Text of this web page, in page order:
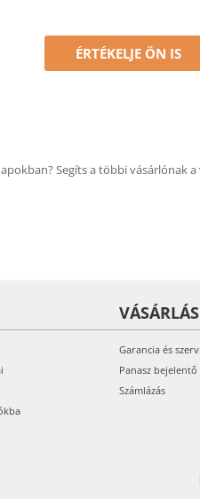
ÉRTÉKELJE ÖN IS
Segíts a többi vásárlónak
Garancia és
Panasz bejelentő
Számlázás